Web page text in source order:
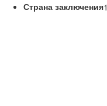
Страна заключения1